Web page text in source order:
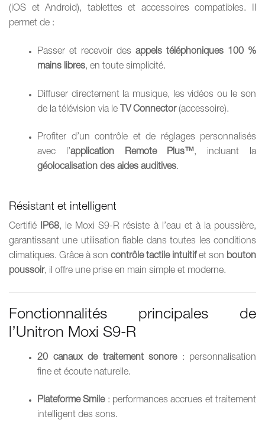
(iOS et Android), tablettes et accessoires compatibles. Il
permet de :
Passer et recevoir des appels téléphoniques 100 %
mains libres, en toute simplicité.
Diffuser directement la musique, les vidéos ou le son
de la télévision via le TV Connector(accessoire).
Profiter d’un contrôle et de réglages personnalisés
avec l’application Remote Plus™, incluant la
géolocalisation des aides auditives.
Résistant et intelligent
Certifié IP68, le Moxi S9-R résiste à l’eau et à la poussière,
garantissant une utilisation fiable dans toutes les conditions
climatiques. Grâce à son contrôle tactile intuitifet son bouton
poussoir, il offre une prise en main simple et moderne.
Fonctionnalités principales de
l’Unitron Moxi S9-R
20 canaux de traitement sonore: personnalisation
fine et écoute naturelle.
Plateforme Smile: performances accrues et traitement
intelligent des sons.